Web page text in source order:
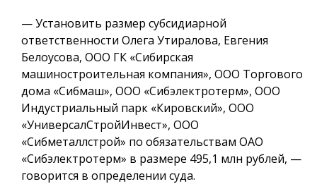
— Установить размер субсидиарной
ответственности Олега Утиралова, Евгения
Белоусова, ООО ГК «Сибирская
машиностроительная компания», ООО Торгового
дома «Сибмаш», ООО «Сибэлектротерм», ООО
Индустриальный парк «Кировский», ООО
«УниверсалСтройИнвест», ООО
«Сибметаллстрой» по обязательствам ОАО
«Сибэлектротерм» в размере 495,1 млн рублей, —
говорится в определении суда.